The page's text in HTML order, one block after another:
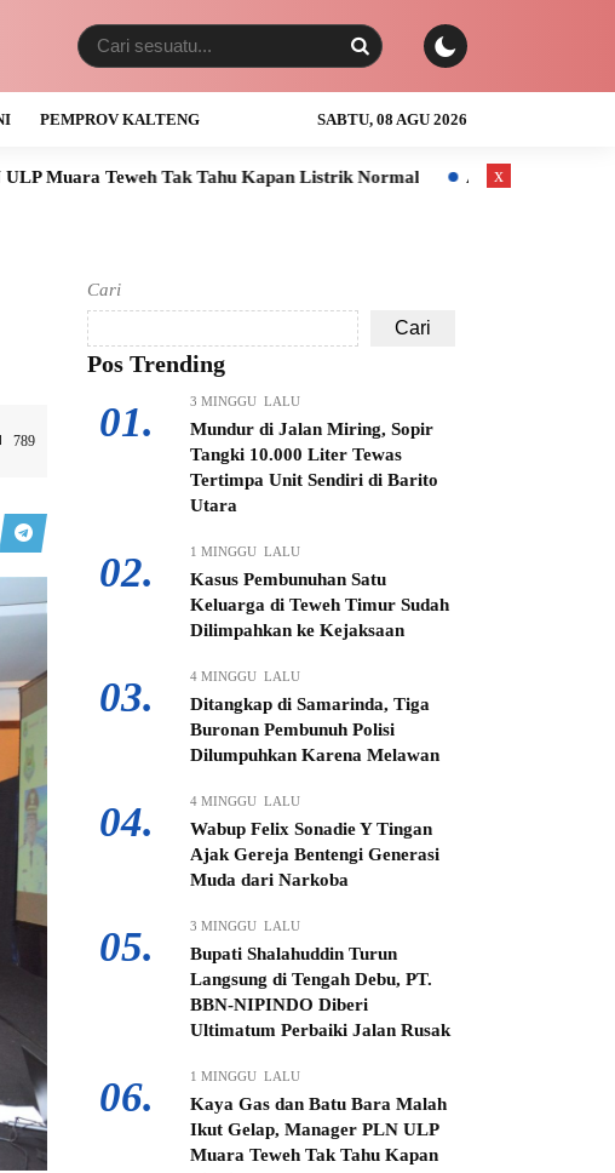
PEMPROV KALTENG SABTU, 08 AGU 2026
Tak Tahu Kapan Listrik Normal Anak Usia 3 Tahun Tewas
789
Cari
Cari
Pos Trending
01. 3 MINGGU LALU
Mundur di Jalan Miring, Sopir
Tangki 10.000 Liter Tewas
Tertimpa Unit Sendiri di Barito
Utara
02. 1 MINGGU LALU
Kasus Pembunuhan Satu
Keluarga di Teweh Timur Sudah
Dilimpahkan ke Kejaksaan
03. 4 MINGGU LALU
Ditangkap di Samarinda, Tiga
Buronan Pembunuh Polisi
Dilumpuhkan Karena Melawan
04. 4 MINGGU LALU
Wabup Felix Sonadie Y Tingan
Ajak Gereja Bentengi Generasi
Muda dari Narkoba
05. 3 MINGGU LALU
Bupati Shalahuddin Turun
Langsung di Tengah Debu, PT.
BBN-NIPINDO Diberi
Ultimatum Perbaiki Jalan Rusak
06. 1 MINGGU LALU
Kaya Gas dan Batu Bara Malah
Ikut Gelap, Manager PLN ULP
Muara Teweh Tak Tahu Kapan
x